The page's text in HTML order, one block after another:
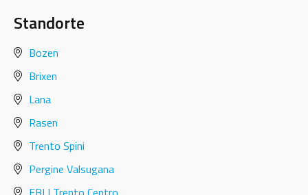
Standorte
Bozen
Brixen
Lana
Rasen
Trento Spini
Pergine Valsugana